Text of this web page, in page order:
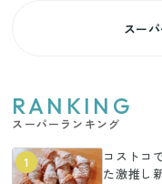
スー
RANKING
スーパーランキング
1
コストコ
た激推し